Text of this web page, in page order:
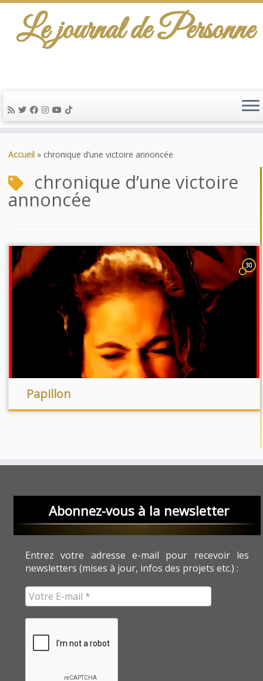
au
Le journal de Personne
Accueil » chronique d’une victoire annoncée
chronique d’une victoire
annoncée
30
Papillon
Abonnez-vous à la newsletter
Entrez votre adresse e-mail pour recevoir les
newsletters (mises à jour, infos des projets etc.) :